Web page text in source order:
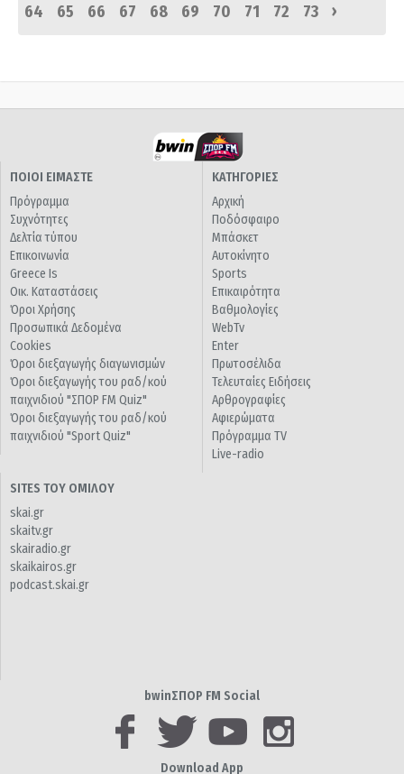
64
65 66 67 68 69 70 71 72 73 ›
ΠΟΙΟΙ ΕΙΜΑΣΤΕ
Πρόγραμμα
Συχνότητες
Δελτία τύπου
Επικοινωνία
Greece Is
Οικ. Καταστάσεις
Όροι Χρήσης
Προσωπικά Δεδομένα
Cookies
Όροι διεξαγωγής διαγωνισμών
Όροι διεξαγωγής του ραδ/κού
παιχνιδιού "ΣΠΟΡ FM Quiz"
Όροι διεξαγωγής του ραδ/κού
παιχνιδιού "Sport Quiz"
ΚΑΤΗΓΟΡΙΕΣ
Αρχική
Ποδόσφαιρο
Μπάσκετ
Αυτοκίνητο
Sports
Επικαιρότητα
Βαθμολογίες
WebTv
Enter
Πρωτοσέλιδα
Τελευταίες Ειδήσεις
Αρθρογραφίες
Αφιερώματα
Πρόγραμμα TV
Live-radio
SITES ΤΟΥ ΟΜΙΛΟΥ
skai.gr
skaitv.gr
skairadio.gr
skaikairos.gr
podcast.skai.gr
bwinΣΠΟΡ FM Social
Download App